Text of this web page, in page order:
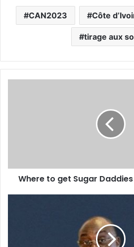
CAN2023 Côte
tirage aux
Where to get Sugar